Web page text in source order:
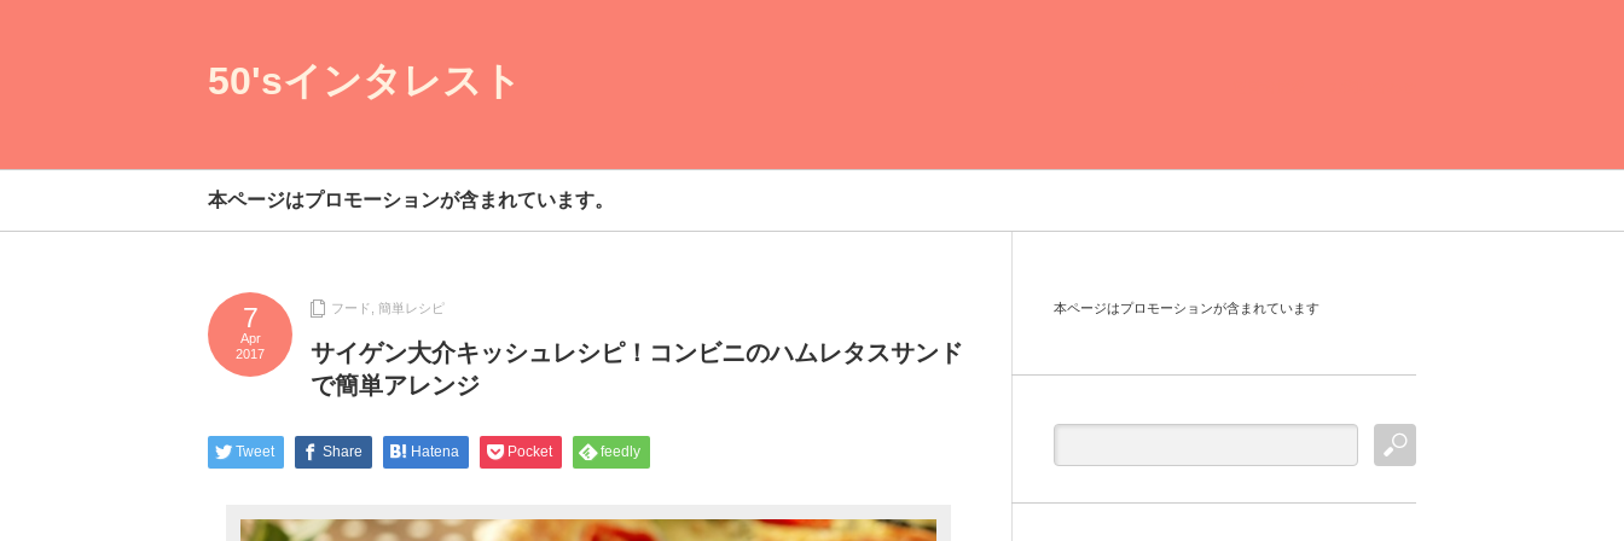
50'sインタレスト
本ページはプロモーションが含まれています。
7
Apr
2017
フード 簡単レシピ
サイゲン大介キッシュレシピ！コンビニのハムレタスサンド
で簡単アレンジ
Tweet Share Hatena Pocket feedly
本ページはプロモーションが含まれています